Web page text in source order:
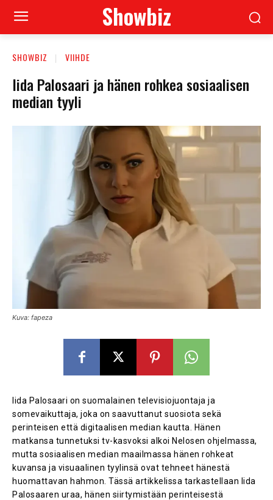
Showbiz
SHOWBIZ VIIHDE
Iida Palosaari ja hänen rohkea sosiaalisen
median tyyli
Kuva: fapeza
Iida Palosaari on suomalainen televisiojuontaja ja
somevaikuttaja, joka on saavuttanut suosiota sekä
perinteisen että digitaalisen median kautta. Hänen
matkansa tunnetuksi tv-kasvoksi alkoi Nelosen ohjelmassa,
mutta sosiaalisen median maailmassa hänen rohkeat
kuvansa ja visuaalinen tyylinsä ovat tehneet hänestä
huomattavan hahmon. Tässä artikkelissa tarkastellaan Iida
Palosaaren uraa, hänen siirtymistään perinteisestä